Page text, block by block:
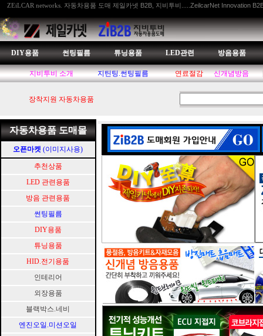
ZEiLCAR networks. 자동차용품 도매 제일카넷 B2B, 지비투비.....ZeilcarNet Innovation
DIY용품 썬팅필름 튜닝용품 LED관련 방음용품
지비투비 소개 지틴팅.썬팅필름 연료절감 신개념방음
장착지원 자동차용품
자동차용품 도매몰
오픈마켓 (이미지사용)
추천상품
LED 관련용품
방음 관련용품
썬팅필름
DIY용품
튜닝용품
HID.전기용품
인테리어
외장용품
블랙박스.네비
엔진오일.미션오일